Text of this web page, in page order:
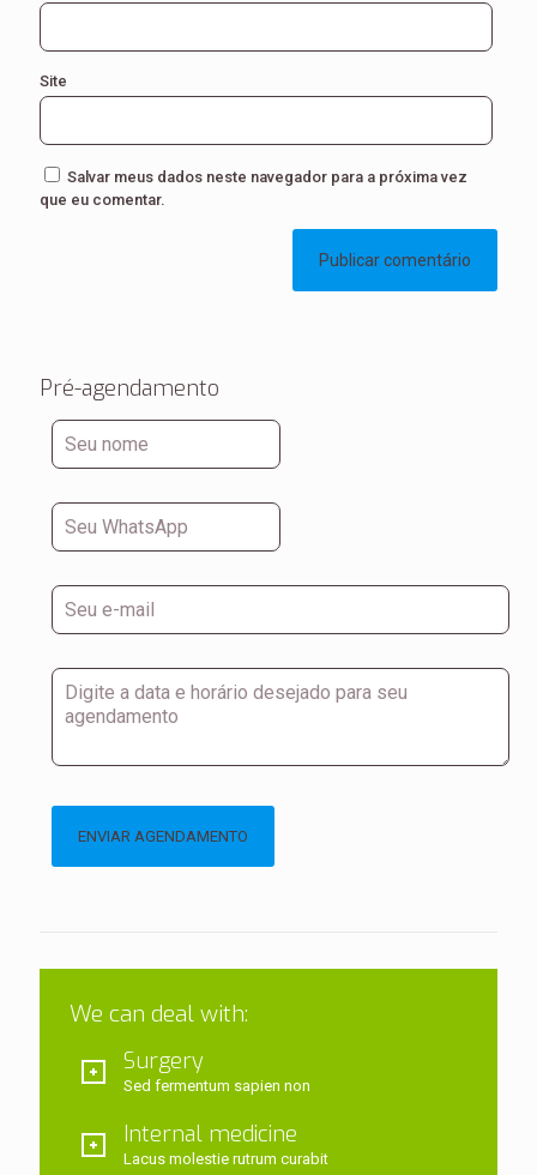
Site
Salvar meus dados neste navegador para a próxima vez
que eu comentar.
Pré-agendamento
We can deal with:
Surgery
Sed fermentum sapien non
Internal medicine
Lacus molestie rutrum curabit